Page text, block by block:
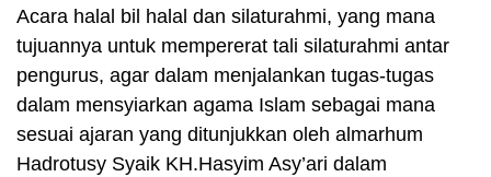
Acara halal bil halal dan silaturahmi, yang mana
tujuannya untuk mempererat tali silaturahmi antar
pengurus, agar dalam menjalankan tugas-tugas
dalam mensyiarkan agama Islam sebagai mana
sesuai ajaran yang ditunjukkan oleh almarhum
Hadrotusy Syaik KH.Hasyim Asy’ari dalam